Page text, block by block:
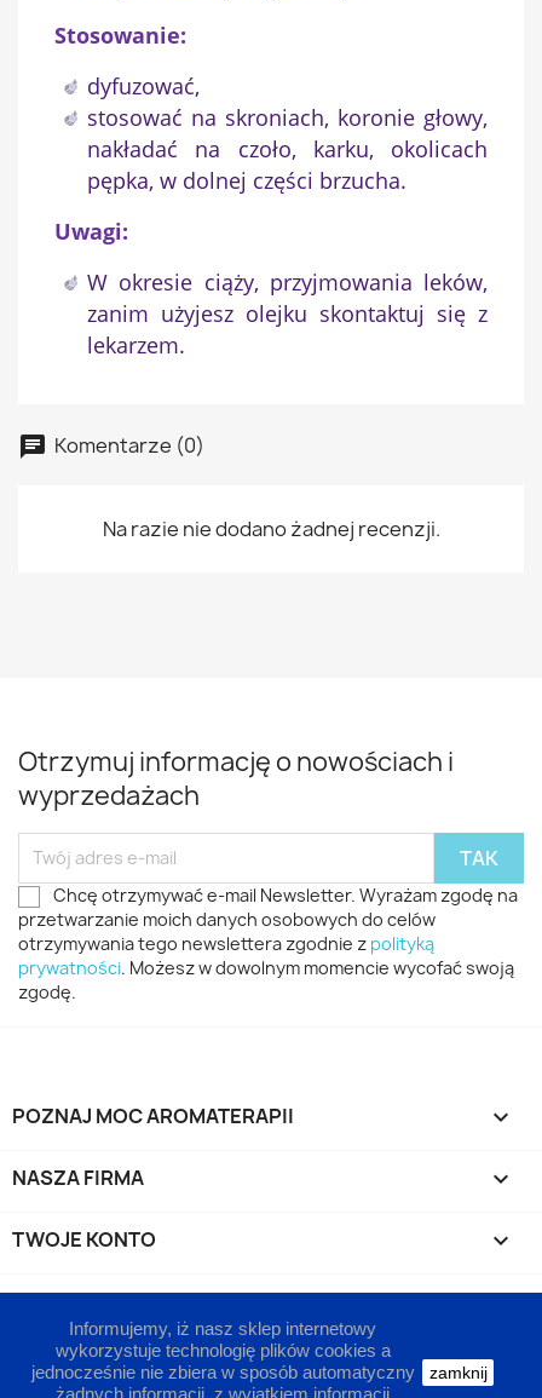
Informujemy, iż nasz sklep internetowy
wykorzystuje technologię plików cookies a
jednocześnie nie zbiera w sposób automatyczny
żadnych informacji, z wyjątkiem informacji
zamknij
Stosowanie:
dyfuzować,
stosować na skroniach, koronie głowy,
nakładać na czoło, karku, okolicach
pępka, w dolnej części brzucha.
Uwagi:
W okresie ciąży, przyjmowania leków,
zanim użyjesz olejku skontaktuj się z
lekarzem.
Komentarze (0)
Na razie nie dodano żadnej recenzji.
Otrzymuj informację o nowościach i
wyprzedażach
Chcę otrzymywać e-mail Newsletter. Wyrażam zgodę na
przetwarzanie moich danych osobowych do celów
otrzymywania tego newslettera zgodnie z polityką
prywatności. Możesz w dowolnym momencie wycofać swoją
zgodę.
POZNAJ MOC AROMATERAPII 
NASZA FIRMA 
TWOJE KONTO 
INFORMACJA O SKLEPIE keyboard_arrow_down